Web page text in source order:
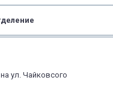
ул. Чайковсого